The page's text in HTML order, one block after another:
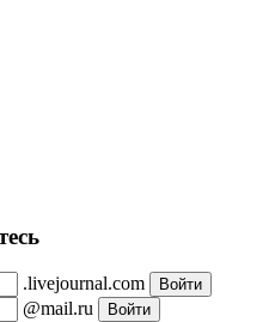
.livejournal.com
@mail.ru